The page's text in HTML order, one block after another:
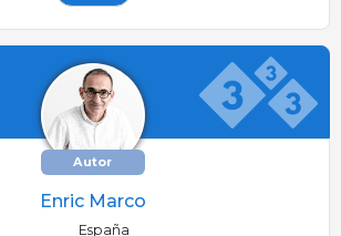
Autor
Enric Marco
España